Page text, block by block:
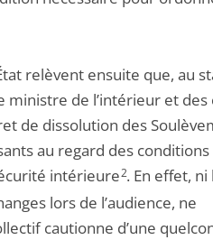
relèvent ensuite que, au
de l’intérieur et des
de dissolution des
au regard des
intérieure2. En effet, ni
lors de l’audience, ne
cautionne d’une